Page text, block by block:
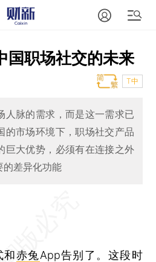
国职场社交的未来
T中
人脉的需求，而是这一需求已
的市场环境下，职场社交产品
巨大优势，必须有在连接之外
的差异化功能
赤兔App告别了。这段时